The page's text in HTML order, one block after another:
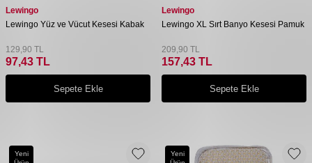
Lewingo
Lewingo Yüz ve Vücut Kesesi Kabak
129,90 TL
97,43 TL
Sepete Ekle
Lewingo
Lewingo XL Sırt Banyo Kesesi Pamuk
209,90 TL
157,43 TL
Sepete Ekle
Yeni
Yeni